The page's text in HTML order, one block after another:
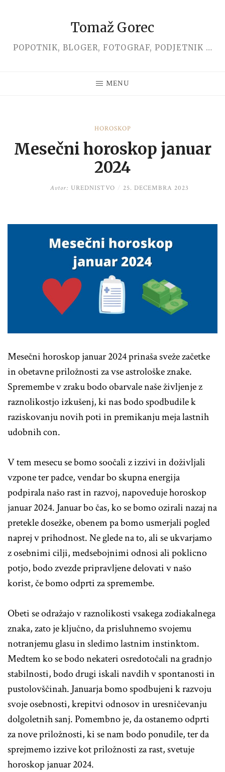
Tomaž Gorec
POPOTNIK, BLOGER, FOTOGRAF, PODJETNIK …
MENU
HOROSKOP
Mesečni horoskop januar
2024
Avtor: UREDNISTVO / 25. DECEMBRA 2023
Mesečni horoskop januar 2024 prinaša sveže začetke
in obetavne priložnosti za vse astrološke znake.
Spremembe v zraku bodo obarvale naše življenje z
raznolikostjo izkušenj, ki nas bodo spodbudile k
raziskovanju novih poti in premikanju meja lastnih
udobnih con.
V tem mesecu se bomo soočali z izzivi in doživljali
vzpone ter padce, vendar bo skupna energija
podpirala našo rast in razvoj, napoveduje horoskop
januar 2024. Januar bo čas, ko se bomo ozirali nazaj na
pretekle dosežke, obenem pa bomo usmerjali pogled
naprej v prihodnost. Ne glede na to, ali se ukvarjamo
z osebnimi cilji, medsebojnimi odnosi ali poklicno
potjo, bodo zvezde pripravljene delovati v našo
korist, če bomo odprti za spremembe.
Obeti se odražajo v raznolikosti vsakega zodiakalnega
znaka, zato je ključno, da prisluhnemo svojemu
notranjemu glasu in sledimo lastnim instinktom.
Medtem ko se bodo nekateri osredotočali na gradnjo
stabilnosti, bodo drugi iskali navdih v spontanosti in
pustolovščinah. Januarja bomo spodbujeni k razvoju
svoje osebnosti, krepitvi odnosov in uresničevanju
dolgoletnih sanj. Pomembno je, da ostanemo odprti
za nove priložnosti, ki se nam bodo ponudile, ter da
sprejmemo izzive kot priložnosti za rast, svetuje
horoskop januar 2024.